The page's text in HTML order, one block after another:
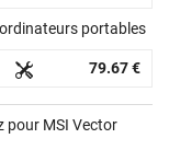
portables
79.67 €
pour MSI Vector